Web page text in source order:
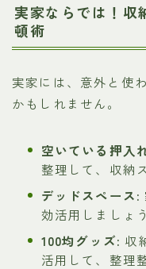
実家ならでは！収
頓術
実家には、意外と使
かもしれません。
空いている押入
整理して、収納
デッドスペース:
効活用しましょう
100均グッズ: 収
活用して、整理